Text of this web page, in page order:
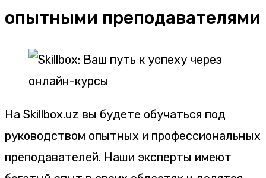
опытными преподавателями
На Skillbox.uz вы будете обучаться под
руководством опытных и профессиональных
преподавателей. Наши эксперты имеют